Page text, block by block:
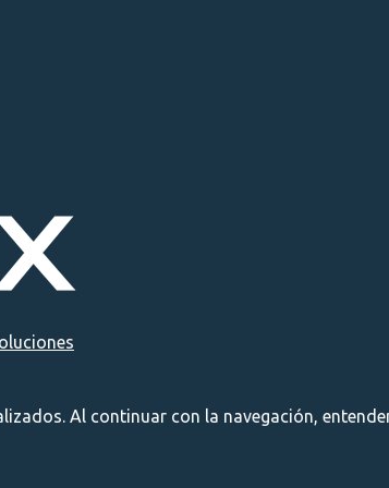
Al continuar con la navegación,